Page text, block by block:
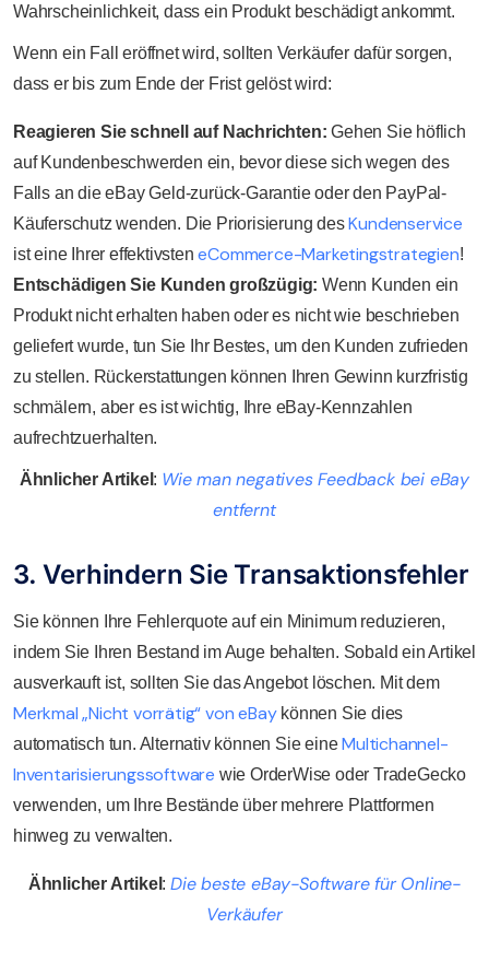
Wahrscheinlichkeit, dass ein Produkt beschädigt ankommt.
Wenn ein Fall eröffnet wird, sollten Verkäufer dafür sorgen,
dass er bis zum Ende der Frist gelöst wird:
Reagieren Sie schnell auf Nachrichten: Gehen Sie höflich
auf Kundenbeschwerden ein, bevor diese sich wegen des
Falls an die eBay Geld-zurück-Garantie oder den PayPal-
Käuferschutz wenden. Die Priorisierung desKundenservice
ist eine Ihrer effektivsteneCommerce-Marketingstrategien!
Entschädigen Sie Kunden großzügig: Wenn Kunden ein
Produkt nicht erhalten haben oder es nicht wie beschrieben
geliefert wurde, tun Sie Ihr Bestes, um den Kunden zufrieden
zu stellen. Rückerstattungen können Ihren Gewinn kurzfristig
schmälern, aber es ist wichtig, Ihre eBay-Kennzahlen
aufrechtzuerhalten.
Ähnlicher Artikel : Wie man negatives Feedback bei eBay
entfernt
3. Verhindern Sie Transaktionsfehler
Sie können Ihre Fehlerquote auf ein Minimum reduzieren,
indem Sie Ihren Bestand im Auge behalten. Sobald ein Artikel
ausverkauft ist, sollten Sie das Angebot löschen. Mit dem
Merkmal „Nicht vorrätig“ von eBaykönnen Sie dies
automatisch tun. Alternativ können Sie eineMultichannel-
Inventarisierungssoftware wie OrderWise oder TradeGecko
verwenden, um Ihre Bestände über mehrere Plattformen
hinweg zu verwalten.
Ähnlicher Artikel :Die beste eBay-Software für Online-
Verkäufer